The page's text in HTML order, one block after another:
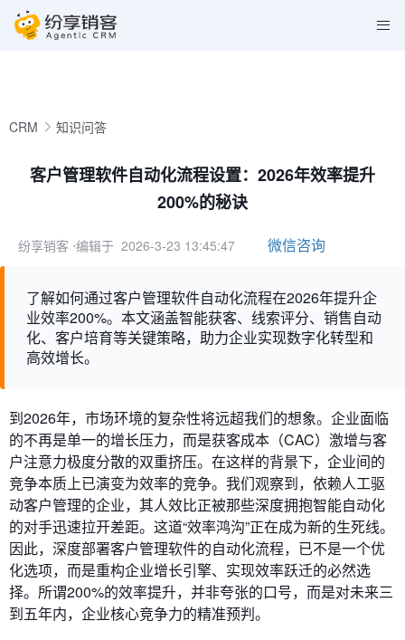
CRM 知识问答
客户管理软件自动化流程设置：2026年效率提升
200%的秘诀
纷享销客 ⋅编辑于 2026-3-23 13:45:47 微信咨询
了解如何通过客户管理软件自动化流程在2026年提升企
业效率200%。本文涵盖智能获客、线索评分、销售自动
化、客户培育等关键策略，助力企业实现数字化转型和
高效增长。
到2026年，市场环境的复杂性将远超我们的想象。企业面临
的不再是单一的增长压力，而是获客成本（CAC）激增与客
户注意力极度分散的双重挤压。在这样的背景下，企业间的
竞争本质上已演变为效率的竞争。我们观察到，依赖人工驱
动客户管理的企业，其人效比正被那些深度拥抱智能自动化
的对手迅速拉开差距。这道“效率鸿沟”正在成为新的生死线。
因此，深度部署客户管理软件的自动化流程，已不是一个优
化选项，而是重构企业增长引擎、实现效率跃迁的必然选
择。所谓200%的效率提升，并非夸张的口号，而是对未来三
到五年内，企业核心竞争力的精准预判。